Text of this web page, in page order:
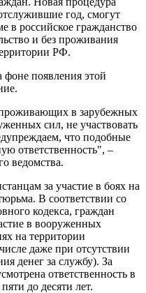
год, смогут
в российское гражданство
и без проживания
РФ.
фоне появления этой
в зарубежных
сил, не участвовать
что подобные
ответственность", –
ведомства.
за участие в боях на
В соответствии со
кодекса, граждан
в вооруженных
на территории
даже при отсутствии
денег за службу). За
ответственность в
до десяти лет.